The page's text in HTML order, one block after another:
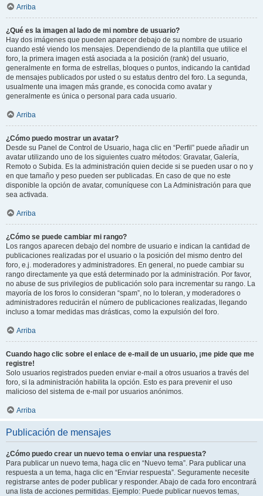
Arriba
¿Qué es la imagen al lado de mi nombre de usuario?
Hay dos imágenes que pueden aparecer debajo de su nombre de usuario
cuando esté viendo los mensajes. Dependiendo de la plantilla que utilice el
foro, la primera imagen está asociada a la posición (rank) del usuario,
generalmente en forma de estrellas, bloques o puntos, indicando la cantidad
de mensajes publicados por usted o su estatus dentro del foro. La segunda,
usualmente una imagen más grande, es conocida como avatar y
generalmente es única o personal para cada usuario.
Arriba
¿Cómo puedo mostrar un avatar?
Desde su Panel de Control de Usuario, haga clic en “Perfil” puede añadir un
avatar utilizando uno de los siguientes cuatro métodos: Gravatar, Galería,
Remoto o Subida. Es la administración quien decide si se pueden usar o no y
en que tamaño y peso pueden ser publicadas. En caso de que no este
disponible la opción de avatar, comuníquese con La Administración para que
sea activada.
Arriba
¿Cómo se puede cambiar mi rango?
Los rangos aparecen debajo del nombre de usuario e indican la cantidad de
publicaciones realizadas por el usuario o la posición del mismo dentro del
foro, e.j. moderadores y administradores. En general, no puede cambiar su
rango directamente ya que está determinado por la administración. Por favor,
no abuse de sus privilegios de publicación solo para incrementar su rango. La
mayoría de los foros lo consideran “spam”, no lo toleran, y moderadores o
administradores reducirán el número de publicaciones realizadas, llegando
incluso a tomar medidas mas drásticas, como la expulsión del foro.
Arriba
Cuando hago clic sobre el enlace de e-mail de un usuario, ¡me pide que me
registre!
Solo usuarios registrados pueden enviar e-mail a otros usuarios a través del
foro, si la administración habilita la opción. Esto es para prevenir el uso
malicioso del sistema de e-mail por usuarios anónimos.
Arriba
Publicación de mensajes
¿Cómo puedo crear un nuevo tema o enviar una respuesta?
Para publicar un nuevo tema, haga clic en “Nuevo tema”. Para publicar una
respuesta a un tema, haga clic en “Enviar respuesta”. Seguramente necesite
registrarse antes de poder publicar y responder. Abajo de cada foro encontrará
una lista de acciones permitidas. Ejemplo: Puede publicar nuevos temas,